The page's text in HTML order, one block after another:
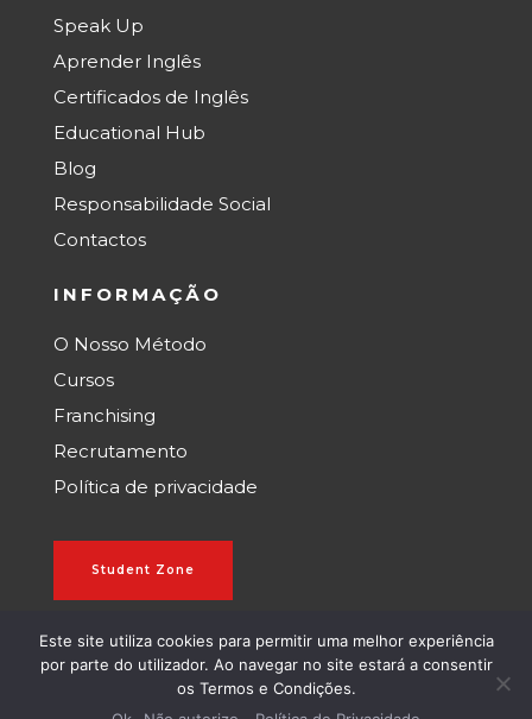
Speak Up
Aprender Inglês
Certificados de Inglês
Educational Hub
Blog
Responsabilidade Social
Contactos
INFORMAÇÃO
O Nosso Método
Cursos
Franchising
Recrutamento
Política de privacidade
Student Zone
Este site utiliza cookies para permitir uma melhor experiência
por parte do utilizador. Ao navegar no site estará a consentir
os Termos e Condições.